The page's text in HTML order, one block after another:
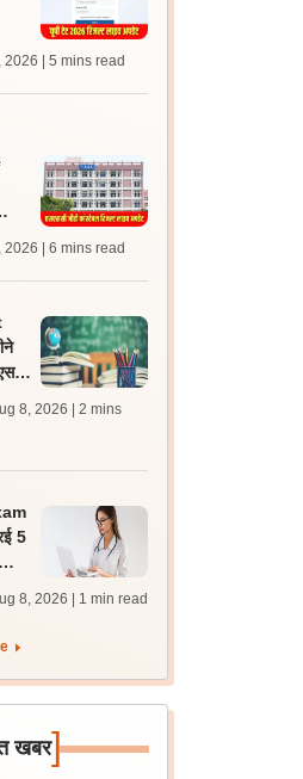
2026 | 5 mins read
2026 | 6 mins read
8, 2026
| 2 mins
5
8, 2026 | 1 min read
खबर]